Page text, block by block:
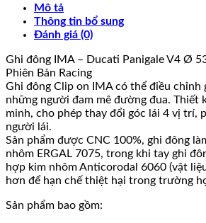
Mô tả
Thông tin bổ sung
Đánh giá (0)
Ghi đông IMA – Ducati Panigale V4 Ø
Phiên Bản Racing
Ghi đông Clip on IMA có thể điều chỉnh
những người đam mê đường đua. Thiết
minh, cho phép thay đổi góc lái 4 vị trí,
người lái.
Sản phẩm được CNC 100%, ghi đông
nhôm ERGAL 7075, trong khi tay ghi
hợp kim nhôm Anticorodal 6060 (vật
hơn để hạn chế thiệt hại trong trường
Sản phẩm bao gồm: